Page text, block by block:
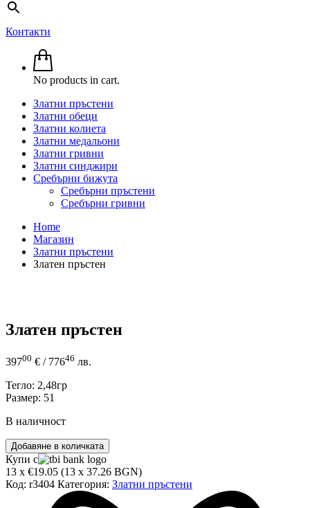
Контакти
No products in cart.
Златни пръстени
Златни обеци
Златни колиета
Златни медальони
Златни гривни
Златни синджири
Сребърни бижута
Сребърни пръстени
Сребърни гривни
Home
Магазин
Златни пръстени
Златен пръстен
Златен пръстен
39700 € / 77646 лв.
Тегло: 2,48гр
Размер: 51
В наличност
количество
за
Златен
пръстен
Добавяне в количката
Купи с
13 x €19.05 (13 x 37.26 BGN)
Код: r3404 Категория: Златни пръстени